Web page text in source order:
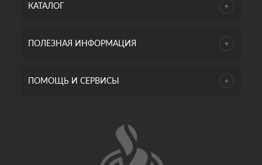
КАТАЛОГ
ПОЛЕЗНАЯ ИНФОРМАЦИЯ
ПОМОЩЬ И СЕРВИСЫ